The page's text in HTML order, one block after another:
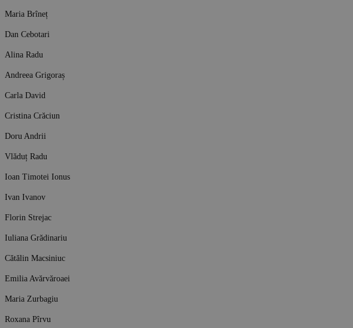
Maria Brîneț
Dan Cebotari
Alina Radu
Andreea Grigoraș
Carla David
Cristina Crăciun
Doru Andrii
Vlăduț Radu
Ioan Timotei Ionus
Ivan Ivanov
Florin Strejac
Iuliana Grădinariu
Cătălin Macsiniuc
Emilia Avărvăroaei
Maria Zurbagiu
Roxana Pîrvu